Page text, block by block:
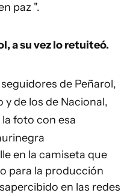
paz ".
a su vez lo retuiteó.
de Peñarol,
de los de Nacional,
foto con esa
en la camiseta que
para la producción
en las redes